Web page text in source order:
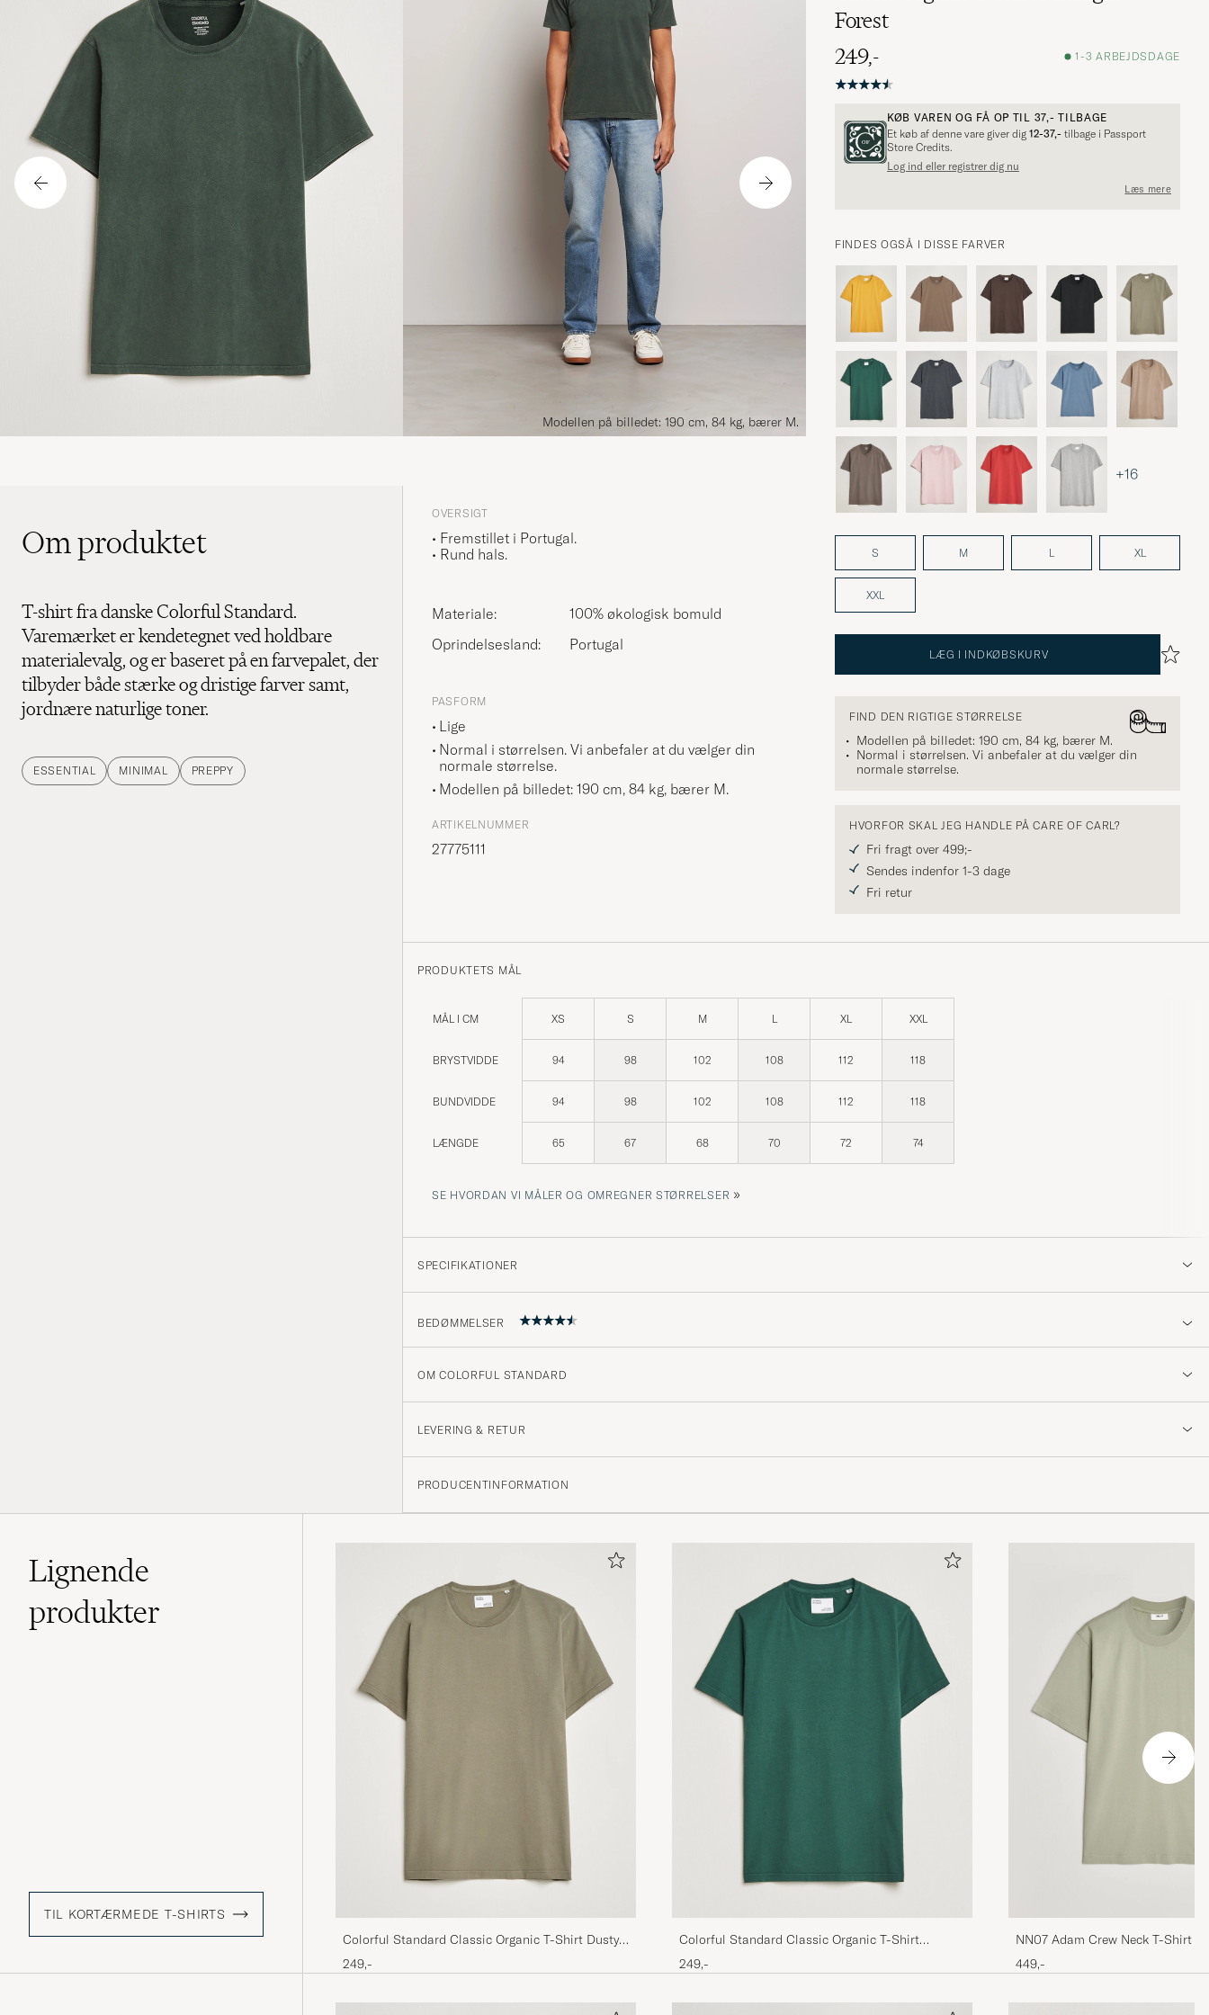
Modellen på billedet: 190 cm, 84 kg, bærer M.
Forest
249,-
1-3 ARBEJDSDAGE
KØB VAREN OG FÅ OP TIL 37,- TILBAGE
Et køb af denne vare giver dig 12-37,- tilbage i Passport
Store Credits.
Log ind eller registrer dig nu
Læs mere
FINDES OGSÅ I DISSE FARVER
+16
S M L XL
XXL
LÆG I INDKØBSKURV
FIND DEN RIGTIGE STØRRELSE
Modellen på billedet: 190 cm, 84 kg, bærer M.
Normal i størrelsen. Vi anbefaler at du vælger din
normale størrelse.
HVORFOR SKAL JEG HANDLE PÅ CARE OF CARL?
Fri fragt over 499;-
Sendes indenfor 1-3 dage
Fri retur
Om produktet
T-shirt fra danske Colorful Standard.
Varemærket er kendetegnet ved holdbare
materialevalg, og er baseret på en farvepalet, der
tilbyder både stærke og dristige farver samt,
jordnære naturlige toner.
ESSENTIAL MINIMAL PREPPY
OVERSIGT
• Fremstillet i Portugal.
• Rund hals.
Materiale:
100% økologisk bomuld
Oprindelsesland:
Portugal
PASFORM
Lige
Normal i størrelsen. Vi anbefaler at du vælger din
normale størrelse.
Modellen på billedet: 190 cm, 84 kg, bærer M.
ARTIKELNUMMER
27775111
PRODUKTETS MÅL
MÅL I CM XS S M L XL XXL
BRYSTVIDDE 94 98 102 108 112 118
BUNDVIDDE 94 98 102 108 112 118
LÆNGDE 65 67 68 70 72 74
SE HVORDAN VI MÅLER OG OMREGNER STØRRELSER »
SPECIFIKATIONER
BEDØMMELSER
4.5
(142)
Strl L, 183cm 86kg bra passform
KØBTE PÅ CAREOFCARL.SE
Flott. T-skjorte raskt levert. Kjennes ut som kvalitet. Får se an om
levetiden oppveier prisen.
KØBTE PÅ CAREOFCARL.NO
Wonderful quality! You feel and see it!
KØBTE PÅ CAREOFCARL.DE
Fit true to size and very good quality
JOERG F KØBTE PÅ CAREOFCARL.DE
OM COLORFUL STANDARD
LEVERING & RETUR
PRODUCENTINFORMATION
Lignende
produkter
TIL KORTÆRMEDE T-SHIRTS
Colorful Standard Classic Organic T-Shirt Dusty
Olive
249,-
Colorful Standard Classic Organic T-Shirt
Emerald Green
249,-
NN07 Adam Crew Neck T-Shirt
449,-